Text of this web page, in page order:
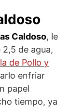
Caldoso, le
de agua,
de Pollo y
enfriar
papel
tiempo, ya